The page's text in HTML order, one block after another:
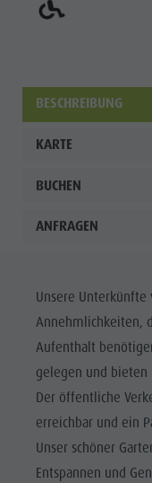
BESCHREIBUNG
KARTE
BUCHEN
ANFRAGEN
Unsere
Annehmlichkeiten,
Aufenthalt
gelegen und bieten
Der öffentliche
erreichbar und ein
Unser schöner
Entspannen und